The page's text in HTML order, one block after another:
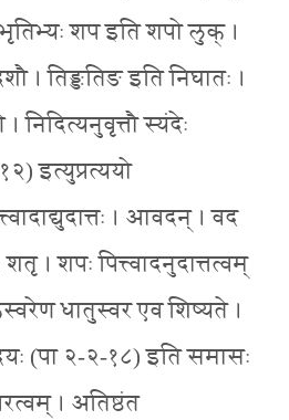
शप इति शपो लुक् ।
। तिङ्ङतिङ इति निघातः ।
निदित्यनुवृत्तौ स्यंदेः
इत्युप्रत्ययो
। आवदन् । वद
। शपः पित्त्वादनुदात्तत्वम्
धातुस्वर एव शिष्यते ।
(पा २-२-१८) इति समासः
। अतिष्ठंत